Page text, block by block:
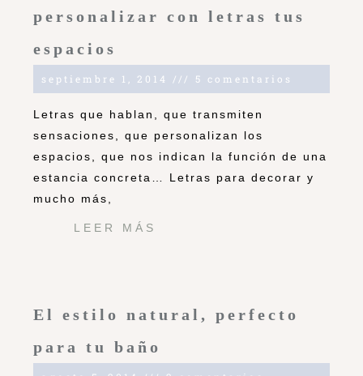
personalizar con letras tus
espacios
septiembre 1, 2014 5 comentarios
Letras que hablan, que transmiten
sensaciones, que personalizan los
espacios, que nos indican la función de una
estancia concreta… Letras para decorar y
mucho más,
LEER MÁS
El estilo natural, perfecto
para tu baño